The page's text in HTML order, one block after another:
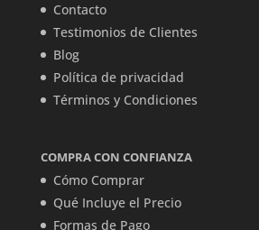
Contacto
Testimonios de Clientes
Blog
Política de privacidad
Términos y Condiciones
COMPRA CON CONFIANZA
Cómo Comprar
Qué Incluye el Precio
Formas de Pago